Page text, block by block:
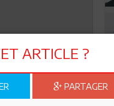
Envoyer
ARTICLE ?
PARTAGER